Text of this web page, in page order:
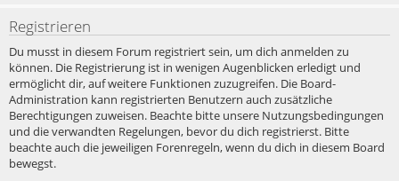
Registrieren
Du musst in diesem Forum registriert sein, um dich anmelden zu
können. Die Registrierung ist in wenigen Augenblicken erledigt und
ermöglicht dir, auf weitere Funktionen zuzugreifen. Die Board-
Administration kann registrierten Benutzern auch zusätzliche
Berechtigungen zuweisen. Beachte bitte unsere Nutzungsbedingungen
und die verwandten Regelungen, bevor du dich registrierst. Bitte
beachte auch die jeweiligen Forenregeln, wenn du dich in diesem Board
bewegst.